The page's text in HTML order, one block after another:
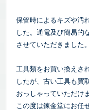
保管時によるキズや汚
した。通電及び簡易的
させていただきました。
工具類をお買い換えさ
したが、古い工具も買
おっしゃっていただけ
この度は錬金堂にお任